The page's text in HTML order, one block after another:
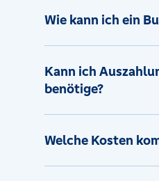
Wie kann ich ein
Kann ich
benötige?
Welche Kosten